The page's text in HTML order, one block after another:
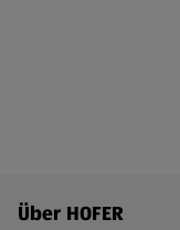
Fußzeilenmenü -
Über HOFER